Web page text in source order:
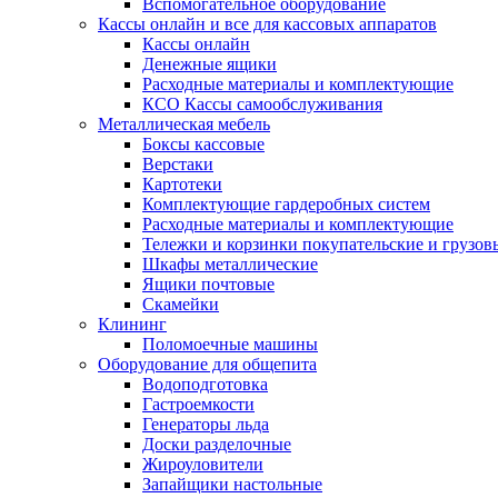
Вспомогательное оборудование
Кассы онлайн и все для кассовых аппаратов
Кассы онлайн
Денежные ящики
Расходные материалы и комплектующие
КСО Кассы самообслуживания
Металлическая мебель
Боксы кассовые
Верстаки
Картотеки
Комплектующие гардеробных систем
Расходные материалы и комплектующие
Тележки и корзинки покупательские и
Шкафы металлические
Ящики почтовые
Скамейки
Клининг
Поломоечные машины
Оборудование для общепита
Водоподготовка
Гастроемкости
Генераторы льда
Доски разделочные
Жироуловители
Запайщики настольные